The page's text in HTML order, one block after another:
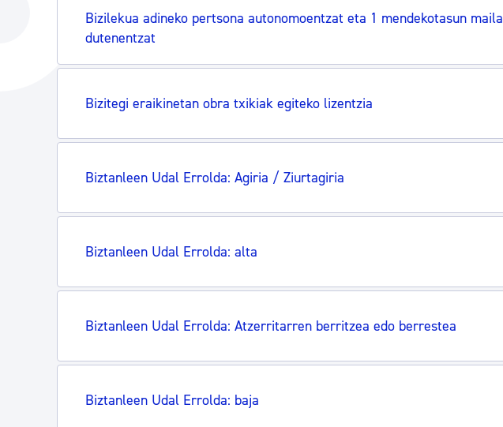
Hiria
Hiria orain
Hiria ezagutu
Etorkizuneko hiria
Aktualitatea
Kultur agenda
Bizilekua adineko pertsona autonomoentzat eta 1 mendekotasun maila
dutenentzat
Bizitegi eraikinetan obra txikiak egiteko lizentzia
Biztanleen Udal Errolda: Agiria / Ziurtagiria
Biztanleen Udal Errolda: alta
Biztanleen Udal Errolda: Atzerritarren berritzea edo berrestea
Biztanleen Udal Errolda: baja